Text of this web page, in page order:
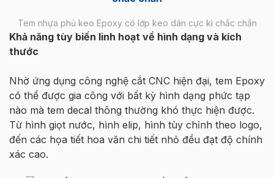
Tem nhựa phủ keo Epoxy có lớp keo dán cực kì chắc chắn
Khả năng tùy biến linh hoạt về hình dạng và kích
thước
Nhờ ứng dụng công nghệ cắt CNC hiện đại, tem Epoxy
có thể được gia công với bất kỳ hình dạng phức tạp
nào mà tem decal thông thường khó thực hiện được.
Từ hình giọt nước, hình elip, hình tùy chỉnh theo logo,
đến các họa tiết hoa văn chi tiết nhỏ đều đạt độ chính
xác cao.